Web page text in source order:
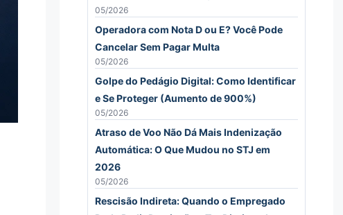
05/2026
Operadora com Nota D ou E? Você Pode
Cancelar Sem Pagar Multa
05/2026
Golpe do Pedágio Digital: Como Identificar
e Se Proteger (Aumento de 900%)
05/2026
Atraso de Voo Não Dá Mais Indenização
Automática: O Que Mudou no STJ em
2026
05/2026
Rescisão Indireta: Quando o Empregado